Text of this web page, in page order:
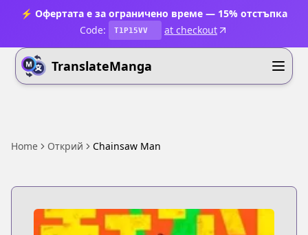
⚡ Офертата е за ограничено време — 15% отстъпка
Code:
T1P15VV at checkout
TranslateManga
Home Открий Chainsaw Man